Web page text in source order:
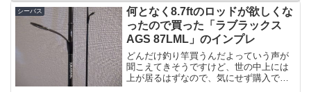
シーバス
何となく8.7ftのロッドが欲しくな
ったので買った「ラブラックス
AGS 87LML」のインプレ
どんだけ釣り竿買うんだよっていう声が
聞こえてきそうですけど、世の中上には
上が居るはずなので、気にせず購入で